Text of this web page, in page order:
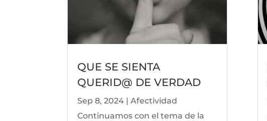
QUE SE SIENTA
QUERID@ DE VERDAD
Sep 8, 2024 |Afectividad
Continuamos con el tema de la